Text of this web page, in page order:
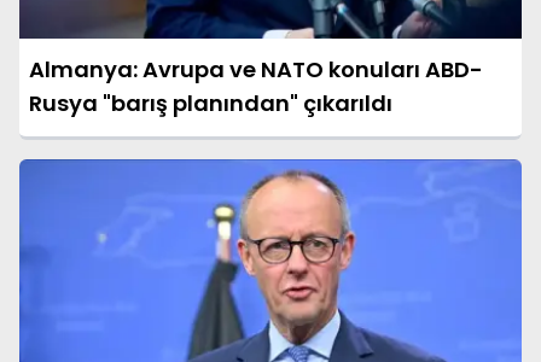
Almanya: Avrupa ve NATO konuları ABD-
Rusya "barış planından" çıkarıldı